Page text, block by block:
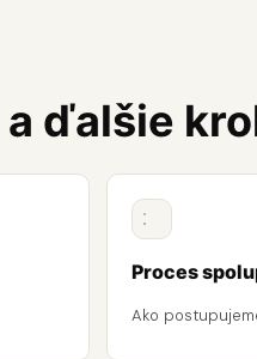
ďalšie
Proces
Ako